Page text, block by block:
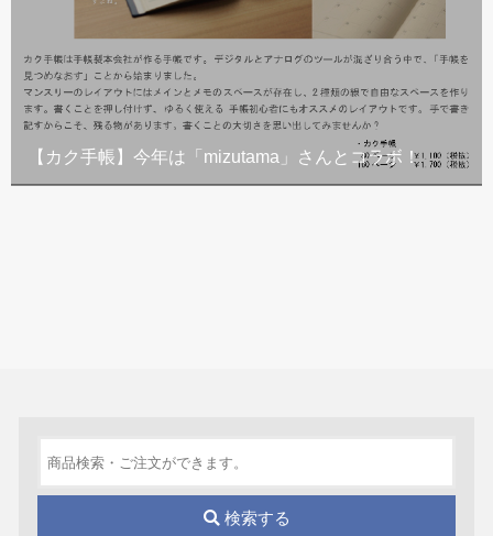
【カク手帳】今年は「mizutama」さんとコラボ！
検索する